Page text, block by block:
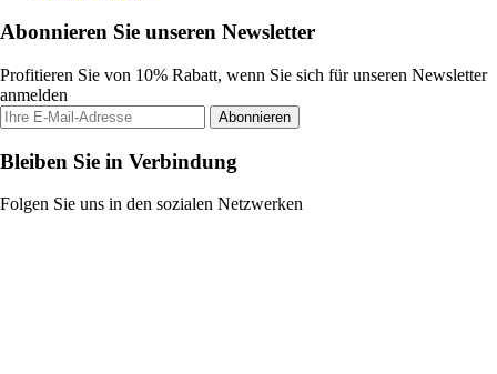
Abonnieren Sie unseren Newsletter
Profitieren Sie von 10% Rabatt, wenn Sie sich für unseren Newsletter
anmelden
Abonnieren
Bleiben Sie in Verbindung
Folgen Sie uns in den sozialen Netzwerken